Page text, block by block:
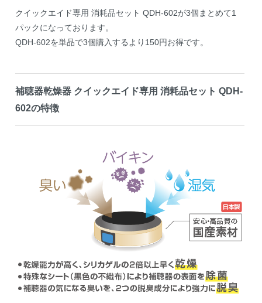
クイックエイド専用 消耗品セット QDH-602が3個まとめて1
パックになっております。
QDH-602を単品で3個購入するより150円お得です。
補聴器乾燥器 クイックエイド専用 消耗品セット QDH-
602の特徴